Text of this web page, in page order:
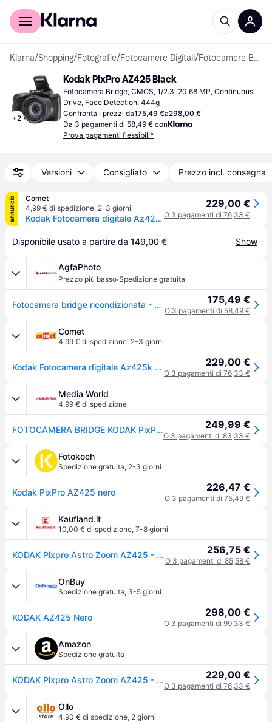
Per il tuo shopping
Klarna/Shopping/Fotografie/Fotocamere Digitali/ Fotocamere Bridge
+2
Kodak PixPro AZ425 Black
Fotocamera Bridge, CMOS, 1/2.3, 20.68 MP, Continuous
Drive, Face Detection, 444g
Confronta i prezzi da175,49 €a298,00 €
Da 3 pagamenti di 58,49 € con
Prova pagamenti flessibili*
Versioni Consigliato Prezzo incl. consegna
annuncio
Comet
4,99 € di spedizione, 2-3 giorni
Kodak Fotocamera digitale Az425k Nero
229,00 €
O 3 pagamenti di 76,33 €
Disponibile usato a partire da 149,00 € Show
AgfaPhoto
Prezzo più basso·Spedizione gratuita
Fotocamera bridge ricondizionata - Kodak PixPro AZ425 Nero 175,49 €
O 3 pagamenti di 58,49 €
Comet
4,99 € di spedizione, 2-3 giorni
Kodak Fotocamera digitale Az425k Nero 229,00 €
O 3 pagamenti di 76,33 €
Media World
4,99 € di spedizione
FOTOCAMERA BRIDGE KODAK PixPro AZ425 Zoom ottico 42x, 20,16 megapixel, NERO 249,99 €
O 3 pagamenti di 83,33 €
Fotokoch
Spedizione gratuita, 2-3 giorni
Kodak PixPro AZ425 nero 226,47 €
O 3 pagamenti di 75,49 €
Kaufland.it
10,00 € di spedizione, 7-8 giorni
KODAK Pixpro Astro Zoom AZ425 - Fotocamera bridge 256,75 €
O 3 pagamenti di 85,58 €
OnBuy
Spedizione gratuita, 3-5 giorni
KODAK AZ425 Nero 298,00 €
O 3 pagamenti di 99,33 €
Amazon
Spedizione gratuita
KODAK Pixpro Astro Zoom AZ425 - Fotocamera Digitale Bridge, Zoom Ottico 42X, Obiettivo Grandangolare 24 mm, 20 Megapixel, LCD 3, Video Full HD 1080p, Batteria Li-ion - Nero 229,00 €
O 3 pagamenti di 76,33 €
Ollo
4,90 € di spedizione, 2 giorni